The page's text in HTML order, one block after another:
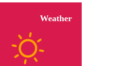
Weather